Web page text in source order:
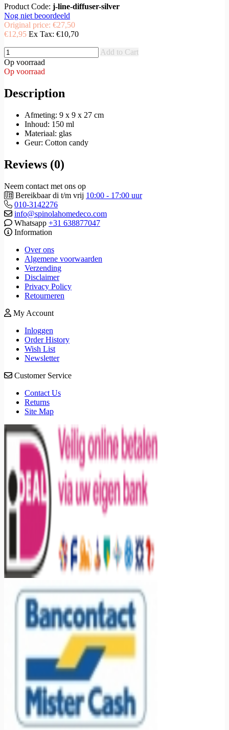
Product Code: j-line-diffuser-silver
Nog niet beoordeeld
Original price: €27,50
€12,95 Ex Tax: €10,70
Add to Cart
Op voorraad
Op voorraad
Description
Afmeting: 9 x 9 x 27 cm
Inhoud: 150 ml
Materiaal: glas
Geur: Cotton candy
Reviews (0)
Neem contact met ons op
Bereikbaar di t/m vrij 10:00 - 17:00 uur
010-3142276
info@spinolahomedeco.com
Whatsapp +31 638877047
Information
Over ons
Algemene voorwaarden
Verzending
Disclaimer
Privacy Policy
Retourneren
My Account
Inloggen
Order History
Wish List
Newsletter
Customer Service
Contact Us
Returns
Site Map